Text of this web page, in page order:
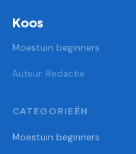
Koos
Moestuin beginners
Auteur: Redactie
CATEGORIEËN
Moestuin beginners